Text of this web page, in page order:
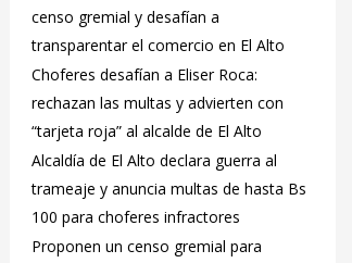
censo gremial y desafían a
transparentar el comercio en El Alto
Choferes desafían a Eliser Roca:
rechazan las multas y advierten con
“tarjeta roja” al alcalde de El Alto
‎Alcaldía de El Alto declara guerra al
trameaje y anuncia multas de hasta Bs
100 para choferes infractores
Proponen un censo gremial para